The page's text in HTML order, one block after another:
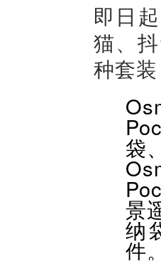
即日
猫、
种套装
袋
景
纳
件